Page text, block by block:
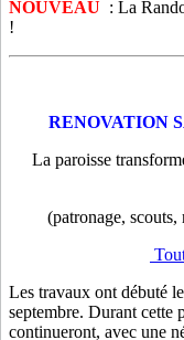
NOUVEAU : La
!
RENOVATION
La paroisse
(patronage,
Les travaux ont débuté le
septembre. Durant cette
continueront, avec une